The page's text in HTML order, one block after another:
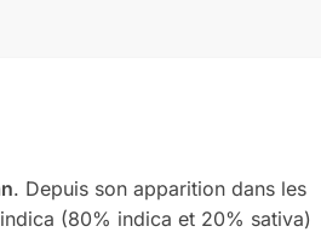
. Depuis son apparition dans les
(80% indica et 20% sativa)